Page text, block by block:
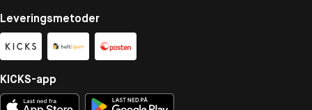
Leveringsmetoder
KICKS-app